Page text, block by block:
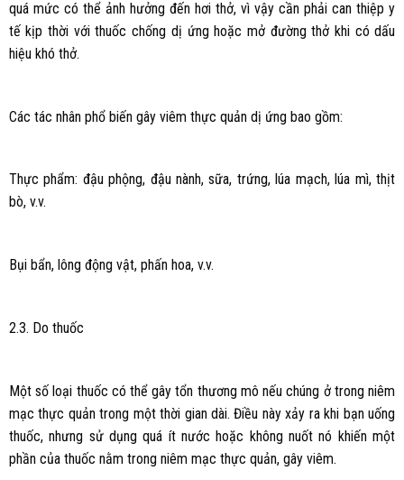
quá mức có thể ảnh hưởng đến hơi thở, vì vậy cần phải can thiệp y
tế kịp thời với thuốc chống dị ứng hoặc mở đường thở khi có dấu
hiệu khó thở.
Các tác nhân phổ biến gây viêm thực quản dị ứng bao gồm:
Thực phẩm: đậu phộng, đậu nành, sữa, trứng, lúa mạch, lúa mì, thịt
bò, v.v.
Bụi bẩn, lông động vật, phấn hoa, v.v.
2.3. Do thuốc
Một số loại thuốc có thể gây tổn thương mô nếu chúng ở trong niêm
mạc thực quản trong một thời gian dài. Điều này xảy ra khi bạn uống
thuốc, nhưng sử dụng quá ít nước hoặc không nuốt nó khiến một
phần của thuốc nằm trong niêm mạc thực quản, gây viêm.